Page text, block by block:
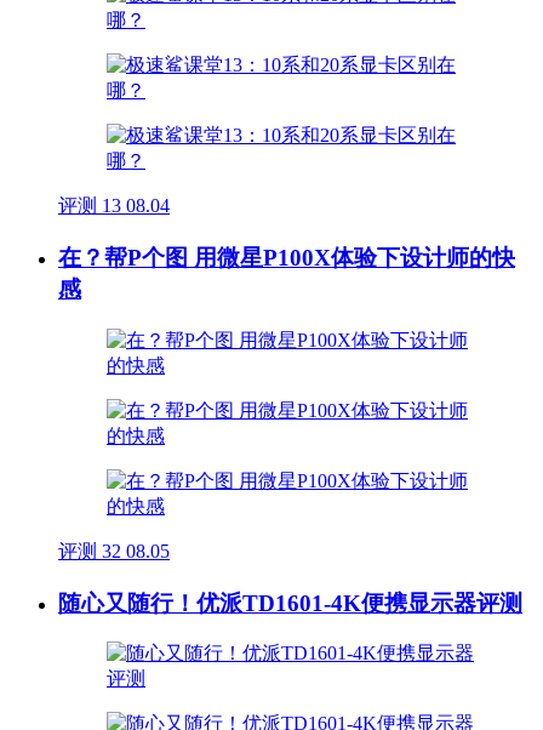
评测 13 08.04
在？帮P个图 用微星P100X体验下设计师的快
感
评测 32 08.05
随心又随行！优派TD1601-4K便携显示器评测